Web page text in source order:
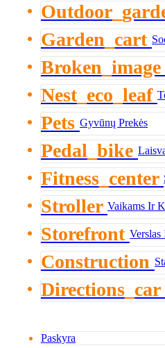
Garden_cart
Broken_image
Nest_eco_leaf
Pets Gyvūnų Prekės
Pedal_bike
Fitness_center
Stroller Vaikams Ir
Storefront Verslas
Construction
Directions_car
Paskyra